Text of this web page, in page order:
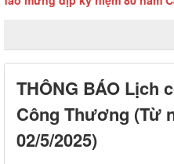
THÔNG BÁO Lịch
Công Thương (Từ
02/5/2025)